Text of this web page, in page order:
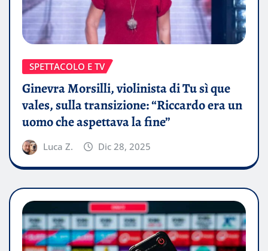
SPETTACOLO E TV
Ginevra Morsilli, violinista di Tu sì que
vales, sulla transizione: “Riccardo era un
uomo che aspettava la fine”
Luca Z. Dic 28, 2025